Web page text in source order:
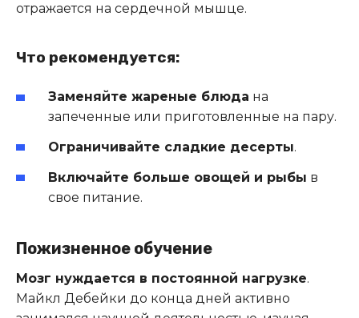
отражается на сердечной мышце.
Что рекомендуется:
Заменяйте жареные блюда на
запеченные или приготовленные на пару.
Ограничивайте сладкие десерты.
Включайте больше овощей и рыбы в
свое питание.
Пожизненное обучение
Мозг нуждается в постоянной нагрузке.
Майкл Дебейки до конца дней активно